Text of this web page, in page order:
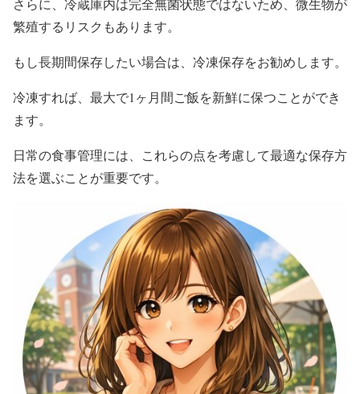
さらに、冷蔵庫内は完全無菌状態ではないため、微生物が
繁殖するリスクもあります。
もし長期間保存したい場合は、冷凍保存をお勧めします。
冷凍すれば、最大で1ヶ月間ご飯を新鮮に保つことができ
ます。
日常の食事管理には、これらの点を考慮して最適な保存方
法を選ぶことが重要です。